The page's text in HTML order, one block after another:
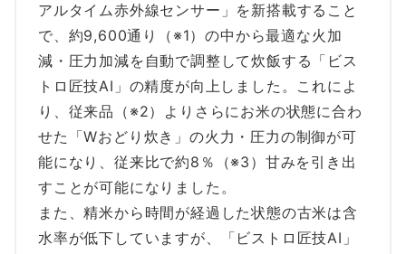
アルタイム赤外線センサー」を新搭載すること
で、約9,600通り（※1）の中から最適な火加
減・圧力加減を自動で調整して炊飯する「ビス
トロ匠技AI」の精度が向上しました。これによ
り、従来品（※2）よりさらにお米の状態に合わ
せた「Wおどり炊き」の火力・圧力の制御が可
能になり、従来比で約8％（※3）甘みを引き出
すことが可能になりました。
また、精米から時間が経過した状態の古米は含
水率が低下していますが、「ビストロ匠技AI」